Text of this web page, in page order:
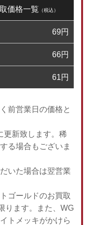
価格一覧 （税込）
69円
66円
61円
前営業日の価格と
更新致します。稀
る場合もございま
いた場合は翌営業
ゴールドのお買取
ります。また、WG
トメッキがかけら